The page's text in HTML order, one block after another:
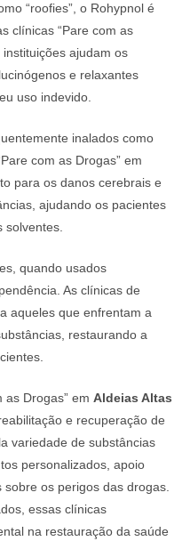
“roofies”, o Rohypnol é
clínicas “Pare com as
instituições ajudam os
e relaxantes
uso indevido.
inalados como
com as Drogas” em
para os danos cerebrais e
ajudando os pacientes
quando usados
As clínicas de
aqueles que enfrentam a
restaurando a
as Drogas” em Aldeias Altas
e recuperação de
variedade de substâncias
personalizados, apoio
os perigos das drogas.
essas clínicas
na restauração da saúde